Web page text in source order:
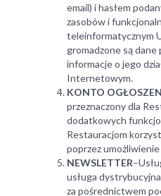
email) i hasłem
zasobów i
teleinformatycznym
gromadzone są dane
informacje o jego
Internetowym.
KONTO
przeznaczony dla
dodatkowych
Restauracjom
poprzez
NEWSLETTER
usługa
za pośrednictwem